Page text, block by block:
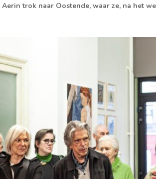
trok naar Oostende, waar ze, na het